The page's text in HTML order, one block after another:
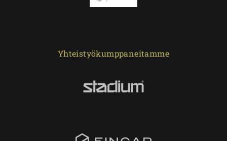
Yhteistyökumppaneitamme